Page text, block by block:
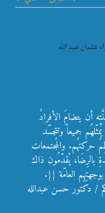
عثمان عبد الله
أن يتضامَ الأفرادُ
جميعاً وتتجسّد
والمُجتمعات
بالرِضَا، يْقدّمُون ذاك
العامّة }}.
/ دكتور حسن عبدالله